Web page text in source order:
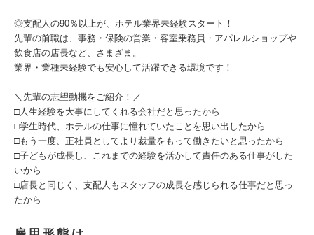
◎支配人の90％以上が、ホテル業界未経験スタート！
先輩の前職は、事務・保険の営業・客室乗務員・アパレルショップや
飲食店の店長など、さまざま。
業界・業種未経験でも安心して活躍できる環境です！
＼先輩の志望動機をご紹介！／
□人生経験を大事にしてくれる会社だと思ったから
□学生時代、ホテルの仕事に憧れていたことを思い出したから
□もう一度、正社員としてより裁量をもって働きたいと思ったから
□子どもが成長し、これまでの経験を活かして責任のある仕事がした
いから
□店長と同じく、支配人もスタッフの成長を感じられる仕事だと思っ
たから